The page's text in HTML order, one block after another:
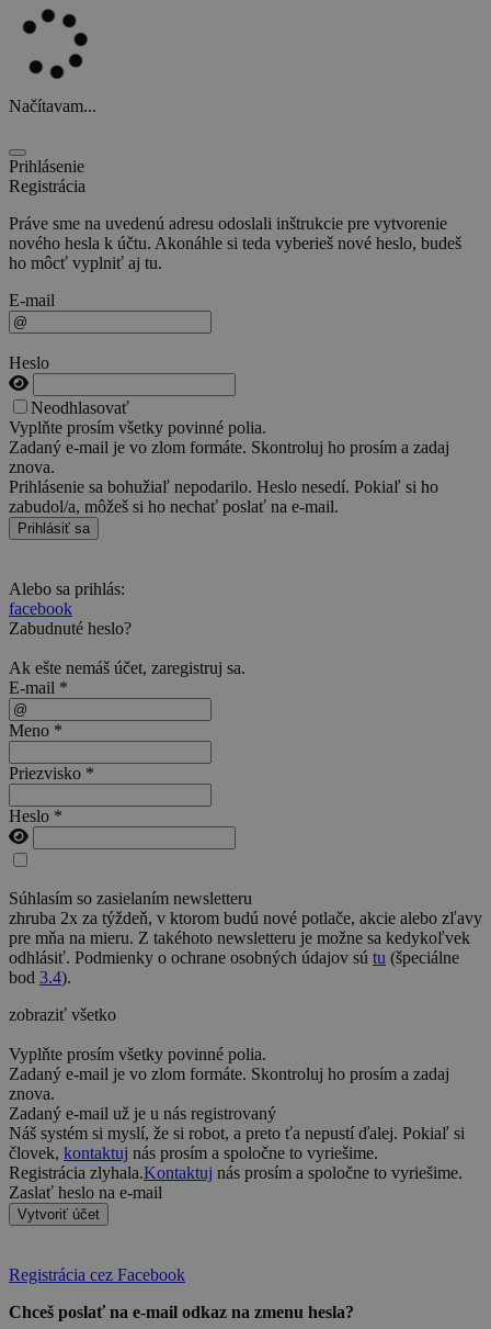
Načítavam...
Prihlásenie
Registrácia
Práve sme na uvedenú adresu odoslali inštrukcie pre vytvorenie
nového hesla k účtu. Akonáhle si teda vyberieš nové heslo, budeš
ho môcť vyplniť aj tu.
E-mail
Heslo
Neodhlasovať
Vyplňte prosím všetky povinné polia.
Zadaný e-mail je vo zlom formáte. Skontroluj ho prosím a zadaj
znova.
Prihlásenie sa bohužiaľ nepodarilo. Heslo nesedí. Pokiaľ si ho
zabudol/a, môžeš si ho nechať poslať na e-mail.
Prihlásiť sa
Alebo sa prihlás:
facebook
Zabudnuté heslo?
Ak ešte nemáš účet, zaregistruj sa.
E-mail *
Meno *
Priezvisko *
Heslo *
Súhlasím so zasielaním newsletteru
zhruba 2x za týždeň, v ktorom budú nové potlače, akcie alebo zľavy
pre mňa na mieru. Z takéhoto newsletteru je možne sa kedykoľvek
odhlásiť. Podmienky o ochrane osobných údajov sú tu (špeciálne
bod 3.4).
zobraziť všetko
Vyplňte prosím všetky povinné polia.
Zadaný e-mail je vo zlom formáte. Skontroluj ho prosím a zadaj
znova.
Zadaný e-mail už je u nás registrovaný
Náš systém si myslí, že si robot, a preto ťa nepustí ďalej. Pokiaľ si
človek, kontaktuj nás prosím a spoločne to vyriešime.
Registrácia zlyhala.Kontaktuj nás prosím a spoločne to vyriešime.
Zaslať heslo na e-mail
Vytvoriť účet
Registrácia cez Facebook
Chceš poslať na e-mail odkaz na zmenu hesla?